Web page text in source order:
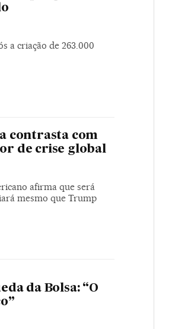
a criação de 263.000
contrasta com
de crise global
afirma que será
mesmo que Trump
da Bolsa: “O